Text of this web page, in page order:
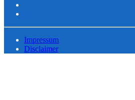
Impressum
Disclaimer